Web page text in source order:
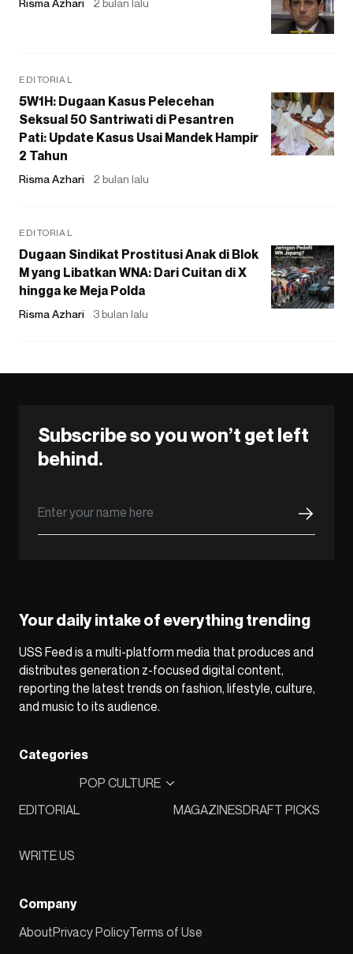
EDITORIAL
5W1H: Dugaan Kasus Pelecehan
Seksual 50 Santriwati di Pesantren
Pati: Update Kasus Usai Mandek Hampir
2 Tahun
Risma Azhari 2 bulan lalu
EDITORIAL
Dugaan Sindikat Prostitusi Anak di Blok
M yang Libatkan WNA: Dari Cuitan di X
hingga ke Meja Polda
Risma Azhari 3 bulan lalu
Subscribe so you won’t get left
behind.
Your daily intake of everything trending
USS Feed is a multi-platform media that produces and
distributes generation z-focused digital content,
reporting the latest trends on fashion, lifestyle, culture,
and music to its audience.
Categories
EDITORIAL
POP CULTURE
MAGAZINESDRAFT PICKS
WRITE US
Company
AboutPrivacy PolicyTerms of Use